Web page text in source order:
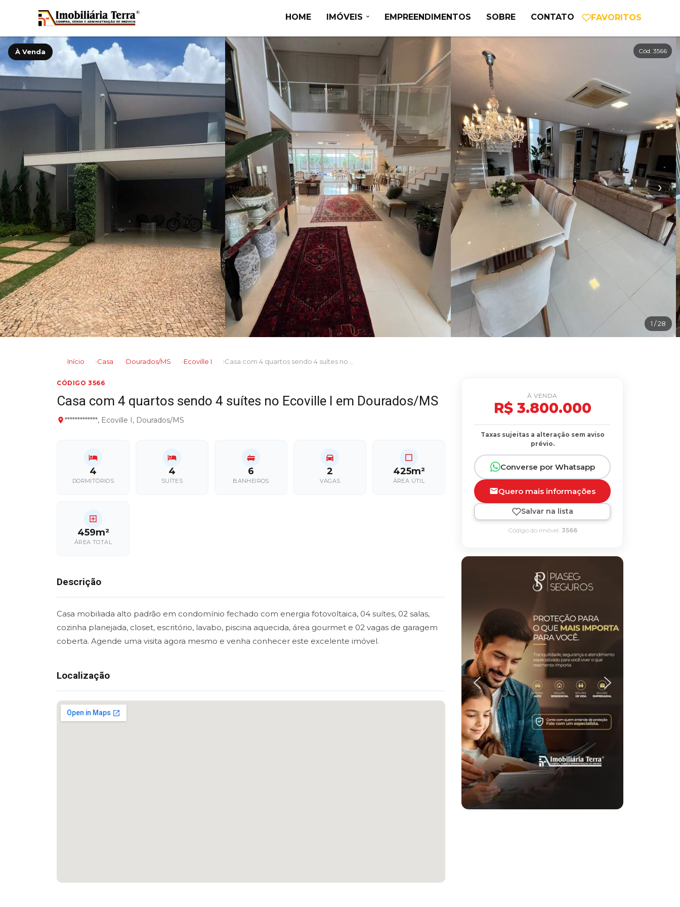
HOME IMÓVEIS EMPREENDIMENTOS SOBRE CONTATO FAVORITOS
À Venda Cód. 3566
‹ ›
1 / 28
Início Casa Dourados/MS Ecoville I
CÓDIGO 3566
Casa com 4 quartos sendo 4 suítes no Ecoville I em Dourados/MS
*************, Ecoville I, Dourados/MS
4
DORMITÓRIOS
4
SUÍTES
6
BANHEIROS
2
VAGAS
425m²
ÁREA ÚTIL
459m²
ÁREA TOTAL
Descrição
Casa mobiliada alto padrão em condomínio fechado com energia fotovoltaica, 04 suítes, 02 salas,
cozinha planejada, closet, escritório, lavabo, piscina aquecida, área gourmet e 02 vagas de garagem
coberta. Agende uma visita agora mesmo e venha conhecer este excelente imóvel.
Localização
À VENDA
R$ 3.800.000
Taxas sujeitas a alteração sem aviso
prévio.
Converse por Whatsapp
Quero mais informações
Salvar na lista
Código do imóvel: 3566